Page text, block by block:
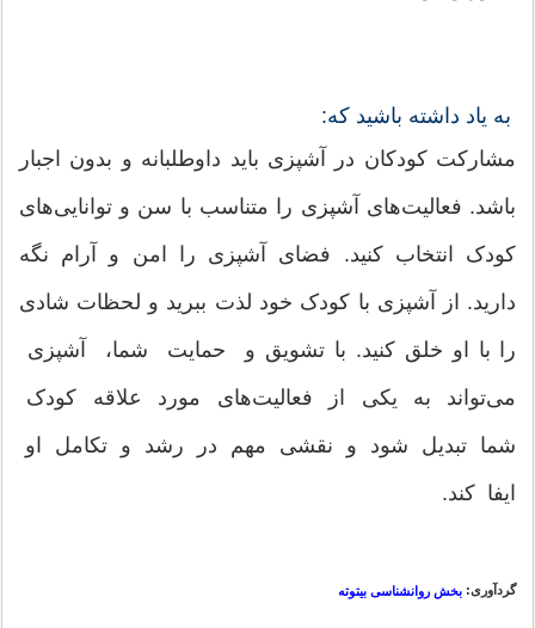
به یاد داشته باشید که:
مشارکت کودکان در آشپزی باید داوطلبانه و بدون اجبار
باشد. فعالیت‌های آشپزی را متناسب با سن و توانایی‌های
کودک انتخاب کنید. فضای آشپزی را امن و آرام نگه
دارید. از آشپزی با کودک خود لذت ببرید و لحظات شادی
را با او خلق کنید. با تشویق و حمایت شما، آشپزی
می‌تواند به یکی از فعالیت‌های مورد علاقه کودک
شما تبدیل شود و نقشی مهم در رشد و تکامل او
ایفا کند.
گردآوری: بخش روانشناسی بیتوته